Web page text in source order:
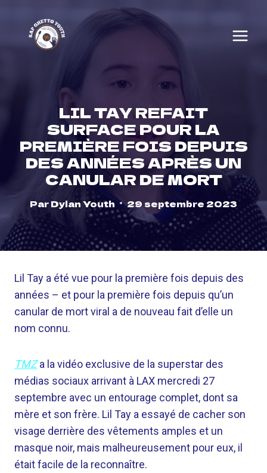
content
LIL TAY REFAIT
SURFACE POUR LA
PREMIÈRE FOIS DEPUIS
DES ANNÉES APRÈS UN
CANULAR DE MORT
ParDylan Youth 29 septembre 2023
Lil Tay a été vue pour la première fois depuis des
années – et pour la première fois depuis qu’un
canular de mort viral a de nouveau fait d’elle un
nom connu.
TMZa la vidéo exclusive de la superstar des
médias sociaux arrivant à LAX mercredi 27
septembre avec un entourage complet, dont sa
mère et son frère. Lil Tay a essayé de cacher son
visage derrière des vêtements amples et un
masque noir, mais malheureusement pour eux, il
était facile de la reconnaître.